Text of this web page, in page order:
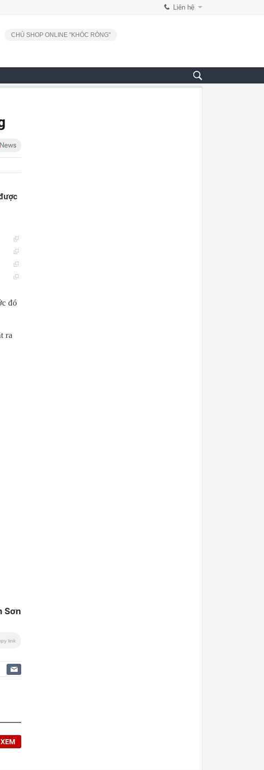
Liên hệ
CHỦ SHOP ONLINE "KHÓC RÒNG"
đó
ra
Sơn
link
XEM